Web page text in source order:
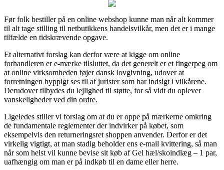
Før folk bestiller på en online webshop kunne man når alt kommer
til alt tage stilling til netbutikkens handelsvilkår, men det er i mange
tilfælde en tidskrævende opgave.
Et alternativt forslag kan derfor være at kigge om online
forhandleren er e-mærke tilsluttet, da det generelt er et fingerpeg om
at online virksomheden føjer dansk lovgivning, udover at
forretningen hyppigt ses til af jurister som har indsigt i vilkårene.
Derudover tilbydes du lejlighed til støtte, for så vidt du oplever
vanskeligheder ved din ordre.
Ligeledes stiller vi forslag om at du er oppe på mærkerne omkring
de fundamentale reglementer der indvirker på købet, som
eksempelvis den returneringsret shoppen anvender. Derfor er det
virkelig vigtigt, at man stadig beholder ens e-mail kvittering, så man
når som helst vil kunne bevise sit køb af Gel hæl/skoindlæg – 1 par,
uafhængig om man er på indkøb til en dame eller herre.